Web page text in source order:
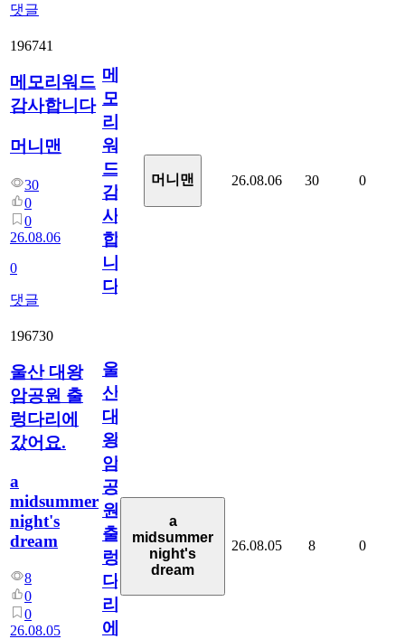
댓글
196741
메모리워드
감사합니다
머니맨
30
0
0
26.08.06
0
댓글
메
모
리
워
드
감
사
합
니
다
머니맨 26.08.06 30 0
196730
울산 대왕
암공원 출
렁다리에
갔어요.
a
midsummer
night's
dream
8
0
0
26.08.05
울
산
대
왕
암
공
원
출
렁
다
리
에
a
midsummer
night's
dream
26.08.05 8 0